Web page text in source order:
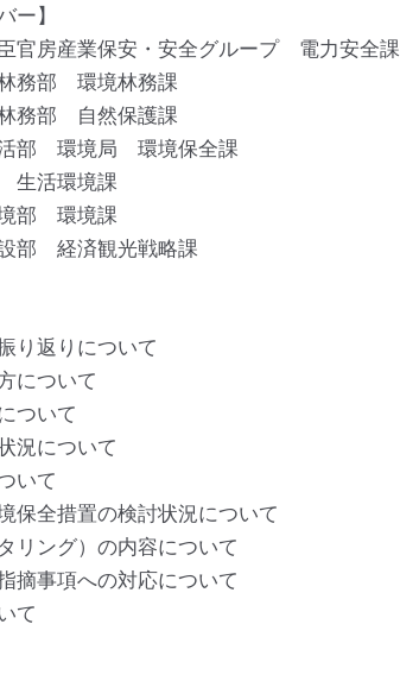
ー】
官房産業保安・安全グループ 電力安全課
務部 環境林務課
務部 自然保護課
部 環境局 環境保全課
生活環境課
部 環境課
部 経済観光戦略課
り返りについて
について
ついて
況について
いて
保全措置の検討状況について
リング）の内容について
摘事項への対応について
て